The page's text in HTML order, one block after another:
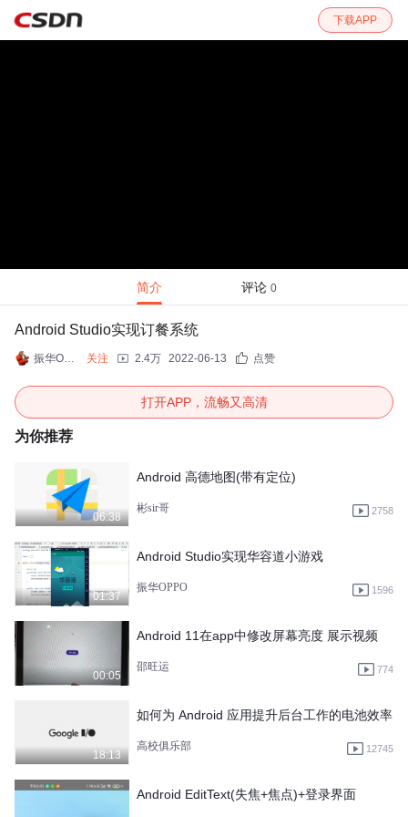
下载APP
简介 评论 0
Android Studio实现订餐系统
振华OPPO 关注 2.4万 2022-06-13 点赞
打开APP，流畅又高清
为你推荐
06:38
Android 高德地图(带有定位)
彬sir哥 2758
01:37
Android Studio实现华容道小游戏
振华OPPO 1596
00:05
Android 11在app中修改屏幕亮度 展示视频
邵旺运 774
18:13
如何为 Android 应用提升后台工作的电池效率
高校俱乐部 12745
Android EditText(失焦+焦点)+登录界面